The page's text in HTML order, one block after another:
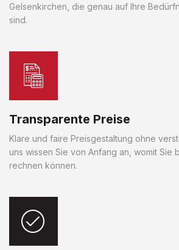
Gelsenkirchen, die genau auf Ihre
sind.
Transparente Preise
Klare und faire Preisgestaltung ohne
uns wissen Sie von Anfang an, womit Sie
rechnen können.